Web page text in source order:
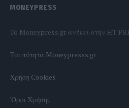
MONEYPRESS
To Moneypress.gr ανήκει στην HT
Tαυτότητα Moneypresss.gr
Χρήση Cookies
'Οροι Χρήσης